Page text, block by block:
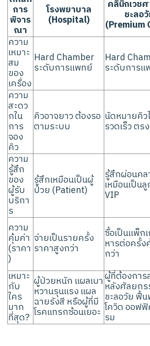
การ
พิจาร
ณา
โรงพยาบาล
(Hospital)
คลินิกเวช
ชะลอ
(Premium
ความ
เหมาะ
สม
ของ
เครื่อง
Hard Chamber
ระดับการแพทย์
Hard
ระดับการ
ความ
สะดว
กใน
การ
จอง
คิว
คิวอาจยาว ต้องรอ
ตามระบบ
นัดหมายคิว
รวดเร็ว ตร
ความ
รู้สึก
ของ
ผู้รับ
บริกา
ร
รู้สึกเหมือนเป็นผู้
ป่วย (Patient)
รู้สึกผ่อนค
เหมือนเป็น
VIP
ความ
คุ้มค่า
(ราคา
)
จ่ายเป็นรายครั้ง
ราคาสูงกว่า
ซื้อเป็นแพ็ก
หารต่อครั้ง
กว่า
เหมาะ
กับ
ใคร
มาก
ที่สุด?
ผู้ป่วยหนัก แผลเบา
หวานรุนแรง แผล
ฉายรังสี หรือผู้ที่มี
โรคแทรกซ้อนเยอะ
ผู้ที่ต้องการ
หลังศัลยก
ชะลอวัย ฟื้
โควิด ออฟ
รม